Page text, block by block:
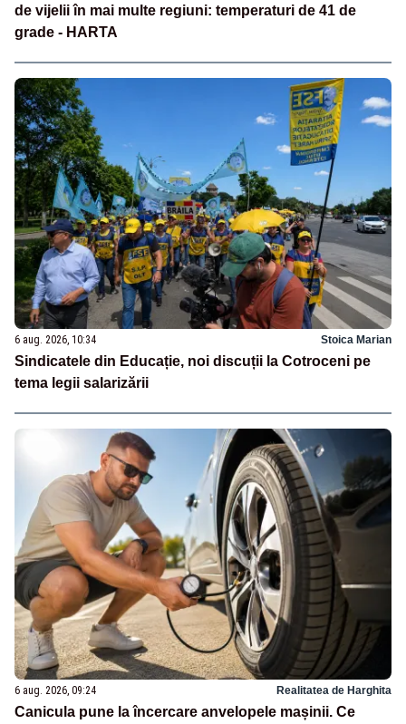
de vijelii în mai multe regiuni: temperaturi de 41 de
grade - HARTA
6 aug. 2026, 10:34 Stoica Marian
Sindicatele din Educație, noi discuții la Cotroceni pe
tema legii salarizării
6 aug. 2026, 09:24 Realitatea de Harghita
Canicula pune la încercare anvelopele mașinii. Ce